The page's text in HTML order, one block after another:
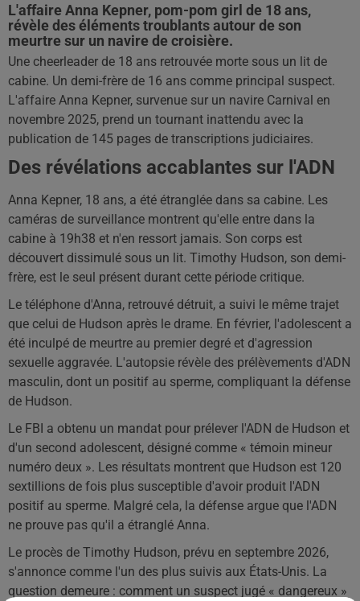
L'affaire Anna Kepner, pom-pom girl de 18 ans,
révèle des éléments troublants autour de son
meurtre sur un navire de croisière.
Une cheerleader de 18 ans retrouvée morte sous un lit de
cabine. Un demi-frère de 16 ans comme principal suspect.
L'affaire Anna Kepner, survenue sur un navire Carnival en
novembre 2025, prend un tournant inattendu avec la
publication de 145 pages de transcriptions judiciaires.
Des révélations accablantes sur l'ADN
Anna Kepner, 18 ans, a été étranglée dans sa cabine. Les
caméras de surveillance montrent qu'elle entre dans la
cabine à 19h38 et n'en ressort jamais. Son corps est
découvert dissimulé sous un lit. Timothy Hudson, son demi-
frère, est le seul présent durant cette période critique.
Le téléphone d'Anna, retrouvé détruit, a suivi le même trajet
que celui de Hudson après le drame. En février, l'adolescent a
été inculpé de meurtre au premier degré et d'agression
sexuelle aggravée. L'autopsie révèle des prélèvements d'ADN
masculin, dont un positif au sperme, compliquant la défense
de Hudson.
Le FBI a obtenu un mandat pour prélever l'ADN de Hudson et
d'un second adolescent, désigné comme « témoin mineur
numéro deux ». Les résultats montrent que Hudson est 120
sextillions de fois plus susceptible d'avoir produit l'ADN
positif au sperme. Malgré cela, la défense argue que l'ADN
ne prouve pas qu'il a étranglé Anna.
Le procès de Timothy Hudson, prévu en septembre 2026,
s'annonce comme l'un des plus suivis aux États-Unis. La
question demeure : comment un suspect jugé « dangereux »